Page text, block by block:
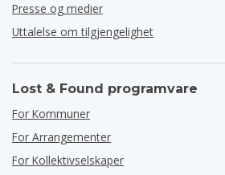
Presse og medier
Uttalelse om tilgjengelighet
Lost & Found programvare
For Kommuner
For Arrangementer
For Kollektivselskaper